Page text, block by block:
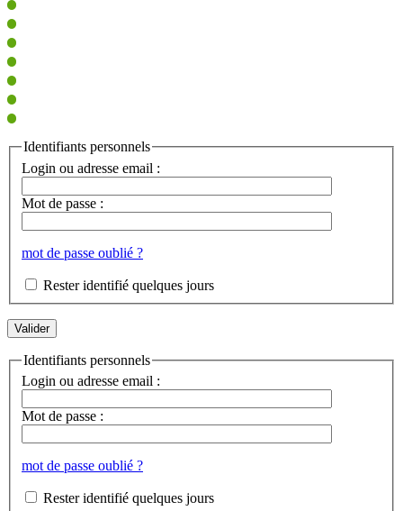
Identifiants personnels
Login ou adresse email :
Mot de passe :
mot de passe oublié ?
Rester identifié quelques jours
Identifiants personnels
Login ou adresse email :
Mot de passe :
mot de passe oublié ?
Rester identifié quelques jours